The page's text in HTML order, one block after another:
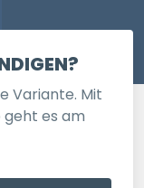
Variante. Mit
geht es am